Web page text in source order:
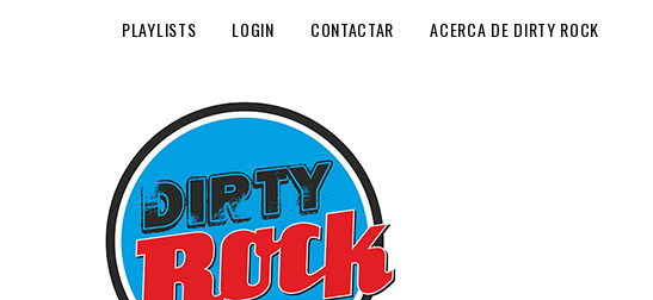
PLAYLISTS LOGIN CONTACTAR ACERCA DE DIRTY ROCK